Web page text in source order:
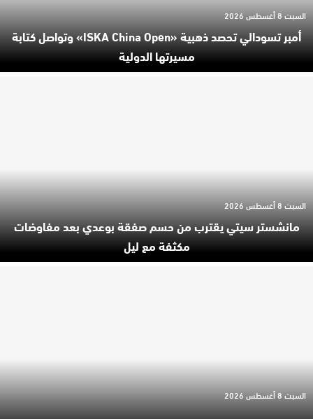
أمبر تسودالي تحصد ذهبية «ISKA China Open» وتواصل كتابة
مسيرتها الدولية
السبت 8 أغسطس 2026
مانشستر سيتي يقترب من حسم صفقة بوعدي بعد مفاوضات
مكثفة مع ليل
السبت 8 أغسطس 2026
السبت 8 أغسطس 2026